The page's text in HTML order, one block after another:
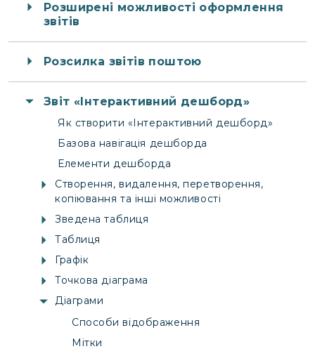
Розширені можливості оформлення
звітів
Розсилка звітів поштою
Звіт «Інтерактивний дешборд»
Як створити «Інтерактивний дешборд»
Базова навігація дешборда
Елементи дешборда
Створення, видалення, перетворення,
копіювання та інші можливості
Зведена таблиця
Таблиця
Графік
Точкова діаграма
Діаграми
Способи відображення
Мітки